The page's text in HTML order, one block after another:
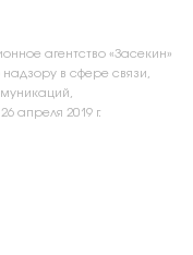
агентство «Засекин»
в сфере связи,
апреля 2019 г.